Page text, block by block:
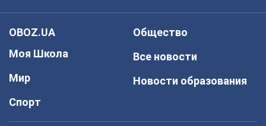
OBOZ.UA
Моя Школа
Мир
Спорт
Общество
Все новости
Новости образования